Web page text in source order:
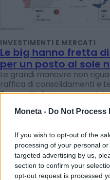
Moneta - Do Not Process
If you wish to opt-out of the
processing of your personal
targeted advertising by us,
section to confirm your
opt-out request is processed
INVESTIMENTI E MERCATI
Le big hanno fretta
per un posto al sole
Le grandi manovre non
raffica di consolidamenti e
Europa. Italia in gara con